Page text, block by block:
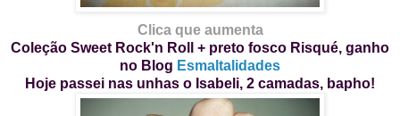
Clica que aumenta
Coleção Sweet Rock'n Roll + preto fosco Risqué, ganho
no Blog Esmaltalidades
Hoje passei nas unhas o Isabeli, 2 camadas, bapho!